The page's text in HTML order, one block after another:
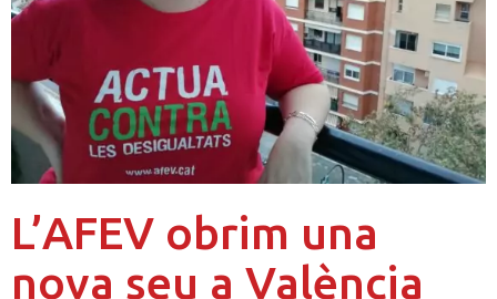
L’AFEV obrim una
nova seu a València